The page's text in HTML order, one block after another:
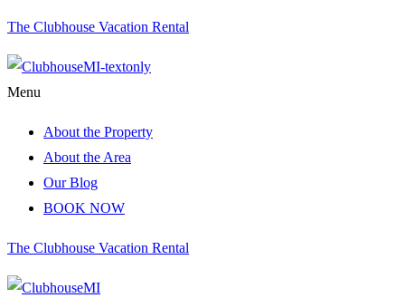
The Clubhouse Vacation Rental
Menu
About the Property
About the Area
Our Blog
BOOK NOW
The Clubhouse Vacation Rental